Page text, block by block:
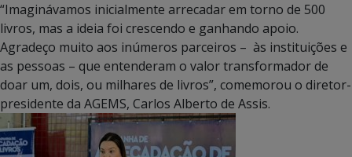
“Imaginávamos inicialmente arrecadar em torno de 500
livros, mas a ideia foi crescendo e ganhando apoio.
Agradeço muito aos inúmeros parceiros – às instituições e
as pessoas – que entenderam o valor transformador de
doar um, dois, ou milhares de livros”, comemorou o diretor-
presidente da AGEMS, Carlos Alberto de Assis.